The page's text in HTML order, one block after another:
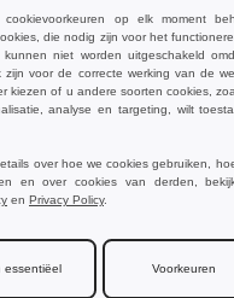
van het product
5.0
Op basis
op elk moment
die nodig zijn voor het
kunnen niet worden uitgeschakeld
zijn voor de correcte werking van de
kiezen of u andere soorten cookies,
analyse en targeting, wilt
over hoe we cookies gebruiken,
en over cookies van derden,
en Privacy Policy.
essentiëel Voorkeuren